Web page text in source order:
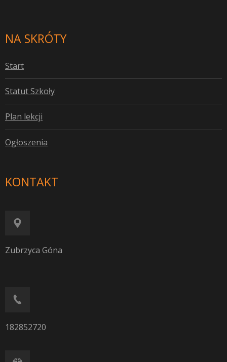
NA SKRÓTY
Start
Statut Szkoły
Plan lekcji
Ogłoszenia
KONTAKT
Zubrzyca Góna
182852720